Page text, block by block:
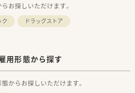
お探しいただけます。
ク
ドラッグストア
用形態から探す
からお探しいただけます。